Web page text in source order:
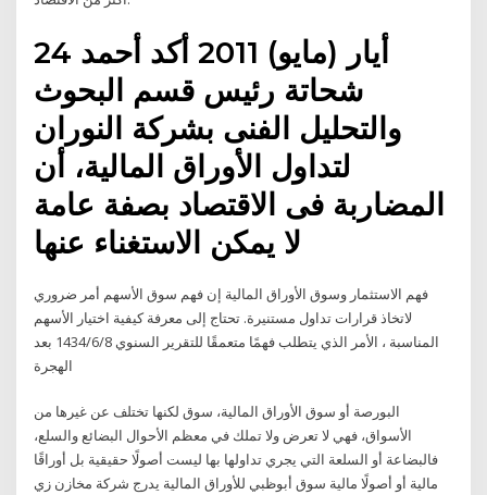
24 أيار (مايو) 2011 أكد أحمد
شحاتة رئيس قسم البحوث
والتحليل الفنى بشركة النوران
لتداول الأوراق المالية، أن
المضاربة فى الاقتصاد بصفة عامة
فهم الاستثمار وسوق الأوراق المالية إن فهم سوق الأسهم أمر ضروري
لاتخاذ قرارات تداول مستنيرة. تحتاج إلى معرفة كيفية اختيار الأسهم
المناسبة ، الأمر الذي يتطلب فهمًا متعمقًا للتقرير السنوي 8‏‏/6‏‏/1434 بعد
الهجرة
البورصة أو سوق الأوراق المالية، سوق لكنها تختلف عن غيرها من
الأسواق، فهي لا تعرض ولا تملك في معظم الأحوال البضائع والسلع،
فالبضاعة أو السلعة التي يجري تداولها بها ليست أصولًا حقيقية بل أوراقًا
مالية أو أصولًا مالية سوق أبوظبي للأوراق المالية يدرج شركة مخازن زي